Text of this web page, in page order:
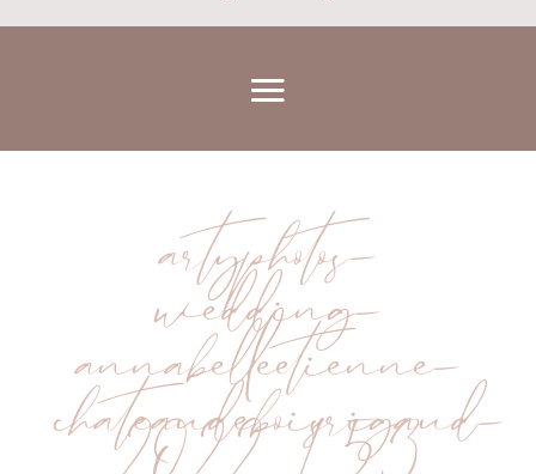
artyphotos-
wedding-
annabelleetienne-
chateaudeboisrigaud-